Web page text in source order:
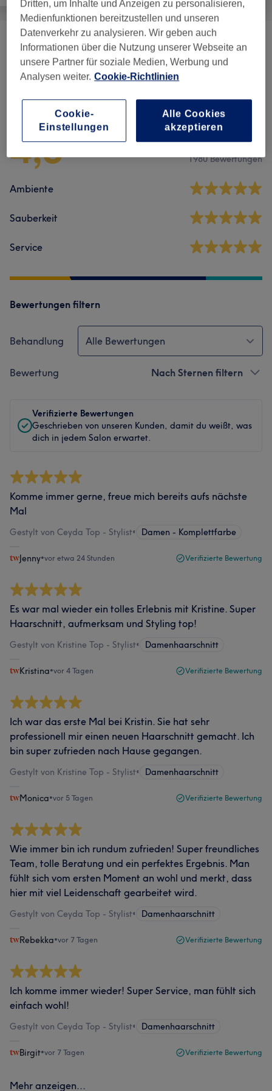
Augenbrauen & Wimpern (3) ab 15 €
4,8 1980 Bewertungen
Ambiente
Sauberkeit
Service
Bewertungen filtern
Behandlung Alle Bewertungen
Bewertung Nach Sternen filtern
Verifizierte Bewertungen
Geschrieben von unseren Kunden, damit du weißt, was
dich in jedem Salon erwartet.
Komme immer gerne, freue mich bereits aufs nächste
Mal
Gestylt von Ceyda Top - Stylist• Damen - Komplettfarbe
Jenny•vor etwa 24 Stunden Verifizierte Bewertung
Es war mal wieder ein tolles Erlebnis mit Kristine. Super
Haarschnitt, aufmerksam und Styling top!
Gestylt von Kristine Top - Stylist• Damenhaarschnitt
Kristina•vor 4 Tagen Verifizierte Bewertung
Ich war das erste Mal bei Kristin. Sie hat sehr
professionell mir einen neuen Haarschnitt gemacht. Ich
bin super zufrieden nach Hause gegangen.
Gestylt von Kristine Top - Stylist• Damenhaarschnitt
Monica•vor 5 Tagen Verifizierte Bewertung
Wie immer bin ich rundum zufrieden! Super freundliches
Team, tolle Beratung und ein perfektes Ergebnis. Man
fühlt sich vom ersten Moment an wohl und merkt, dass
hier mit viel Leidenschaft gearbeitet wird.
Gestylt von Ceyda Top - Stylist• Damenhaarschnitt
Rebekka•vor 7 Tagen Verifizierte Bewertung
Ich komme immer wieder! Super Service, man fühlt sich
einfach wohl!
Gestylt von Ceyda Top - Stylist• Damenhaarschnitt
Birgit•vor 7 Tagen Verifizierte Bewertung
Mehr anzeigen...
Dritten, um Inhalte und Anzeigen zu personalisieren,
Medienfunktionen bereitzustellen und unseren
Datenverkehr zu analysieren. Wir geben auch
Informationen über die Nutzung unserer Webseite an
unsere Partner für soziale Medien, Werbung und
Analysen weiter. Cookie-Richtlinien
Cookie-
Einstellungen
Alle Cookies
akzeptieren